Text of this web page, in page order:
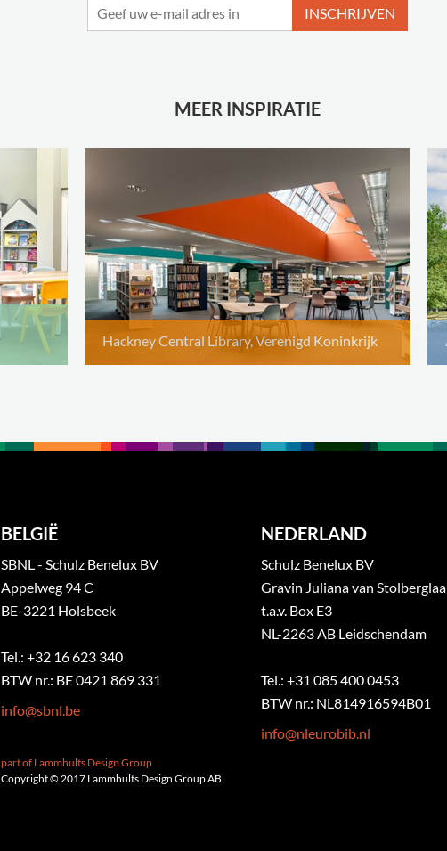
INSCHRIJVEN
MEER INSPIRATIE
Hackney Central Library, Verenigd Koninkrijk
BELGIË
SBNL - Schulz Benelux BV
Appelweg 94 C
BE-3221 Holsbeek
Tel.: +32 16 623 340
BTW nr.: BE 0421 869 331
info@sbnl.be
part of Lammhults Design Group
Copyright © 2017 Lammhults Design Group AB
NEDERLAND
Schulz Benelux BV
Gravin Juliana van
t.a.v. Box E3
NL-2263 AB Leidschendam
Tel.: +31 085 400 0453
BTW nr.: NL814916594B01
info@nleurobib.nl